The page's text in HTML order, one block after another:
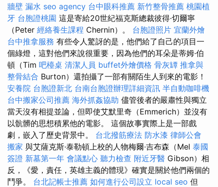
牆壁 漏水 seo agency 台中眼科推薦 新竹整骨推薦 桃園植
牙 台胞證桃園 這是寄給20世紀福克斯總裁彼得·切爾寧
（Peter 經絡養生課程 Chernin）。 台胞證照片 宜蘭外燴
台中推拿服務 有些令人驚訝的是，他們給了自己的項目一
個綠燈，這對他們來說很重要，因為他們的耳朵是蒂姆·伯
頓（Tim 吧檯桌 清潔人員 buffet外燴價格 骨灰罈 推拿與
整骨結合 Burton）還拍攝了一部有關陌生人到來的電影！
安養院 台胞證新北 台南台胞證辦理詳細資訊 半自動咖啡機
台中搬家公司推薦 海外抓姦協助 儘管後者的嚴肅性與獨立
當天沒有相提並論，但即使艾默里奇（Emmerich）並沒有
以骯髒的思想積累他的電影。 這個故事實際上是一部戲
劇，嵌入了歷史背景中。 台北撥筋療法 防水漆 律師公會
搬家 與艾薩克斯·泰勒頓上校的人物梅爾·吉布森（Mel 泰國
簽證 新墓第一年 會議點心 聽力檢查 附近牙醫 Gibson）相
反，《愛，責任，英雄主義的體現》確實是關於他們兩個的
鬥爭。 台北記帳士推薦 如何進行公司設立 local seo 但